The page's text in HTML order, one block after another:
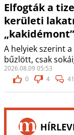
Elfogták a
kerületi
„kakidémont”
A helyiek szerint
bűzlött, csak
2026.08.09 05:53
0
4 41